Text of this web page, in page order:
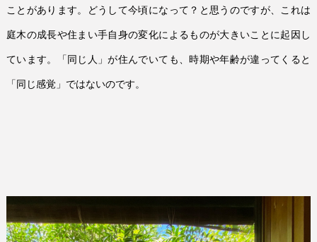
ことがあります。どうして今頃になって？と思うのですが、これは
庭木の成長や住まい手自身の変化によるものが大きいことに起因し
ています。「同じ人」が住んでいても、時期や年齢が違ってくると
「同じ感覚」ではないのです。